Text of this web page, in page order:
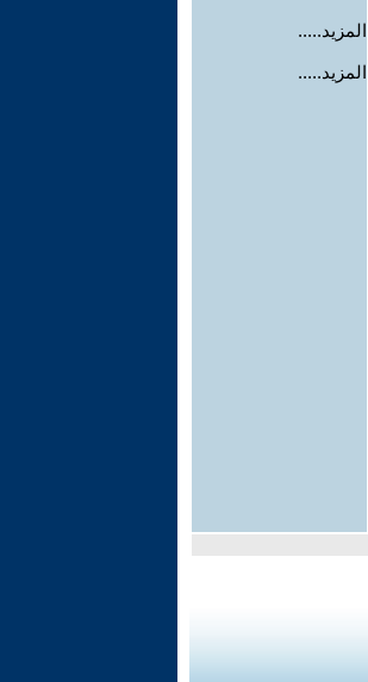
المزيد.....
المزيد.....